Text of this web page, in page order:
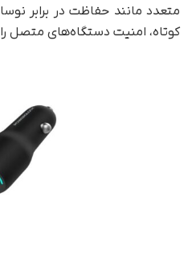
متعدد مانند حفاظت در برابر
کوتاه، امنیت دستگاه‌های متصل